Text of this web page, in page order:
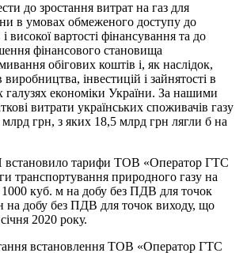
до зростання витрат на газ для
в умовах обмеженого доступу до
високої вартості фінансування та до
фінансового становища
обігових коштів і, як наслідок,
виробництва, інвестицій і зайнятості в
галузях економіки України. За нашими
витрати українських споживачів газу
грн, з яких 18,5 млрд грн лягли б на
тарифи ТОВ «Оператор ГТС
транспортування природного газу на
1000 куб. м на добу без ПДВ для точок
на добу без ПДВ для точок виходу, що
2020 року.
встановлення ТОВ «Оператор ГТС